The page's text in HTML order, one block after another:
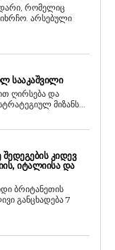
რომელიც
არსებული
ᲡᲐᲐᲙᲐᲨᲕᲘᲚᲘ
ღირსება და
მიზანს...
ᲙᲘᲓᲔᲕ
ᲘᲢᲐᲚᲘᲘᲡᲐ ᲓᲐ
ბრიტანეთის
განცხადება 7